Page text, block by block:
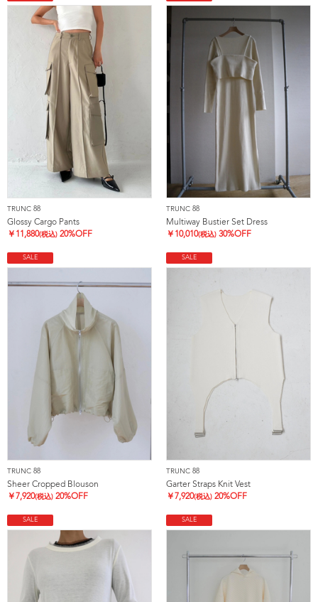
TRUNC 88
Glossy Cargo Pants
￥ 11,880(税込) 20%OFF
TRUNC 88
Multiway Bustier Set Dress
￥ 10,010(税込) 30%OFF
SALE
TRUNC 88
Sheer Cropped Blouson
￥ 7,920(税込) 20%OFF
SALE
TRUNC 88
Garter Straps Knit Vest
￥ 7,920(税込) 20%OFF
SALE SALE